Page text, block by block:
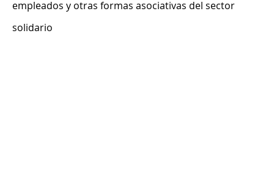
empleados y otras formas asociativas del sector
solidario